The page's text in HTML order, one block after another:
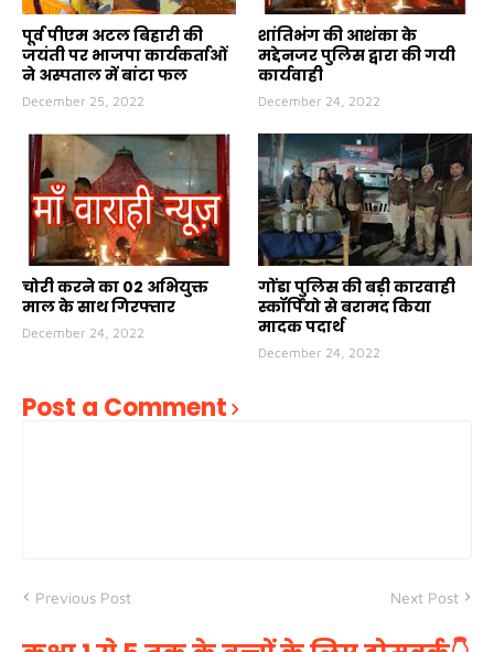
पूर्व पीएम अटल बिहारी की
जयंती पर भाजपा कार्यकर्ताओं
ने अस्पताल में बांटा फल
December 25, 2022
शांतिभंग की आशंका के
मद्देनजर पुलिस द्वारा की गयी
कार्यवाही
December 24, 2022
चोरी करने का 02 अभियुक्त
माल के साथ गिरफ्तार
December 24, 2022
गोंडा पुलिस की बड़ी कारवाही
स्कॉर्पियो से बरामद किया
मादक पदार्थ
December 24, 2022
Post a Comment
Previous Post Next Post